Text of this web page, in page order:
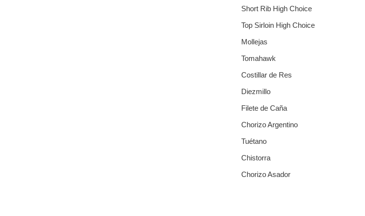
Short Rib High Choice
Top Sirloin High Choice
Mollejas
Tomahawk
Costillar de Res
Diezmillo
Filete de Caña
Chorizo Argentino
Tuétano
Chistorra
Chorizo Asador